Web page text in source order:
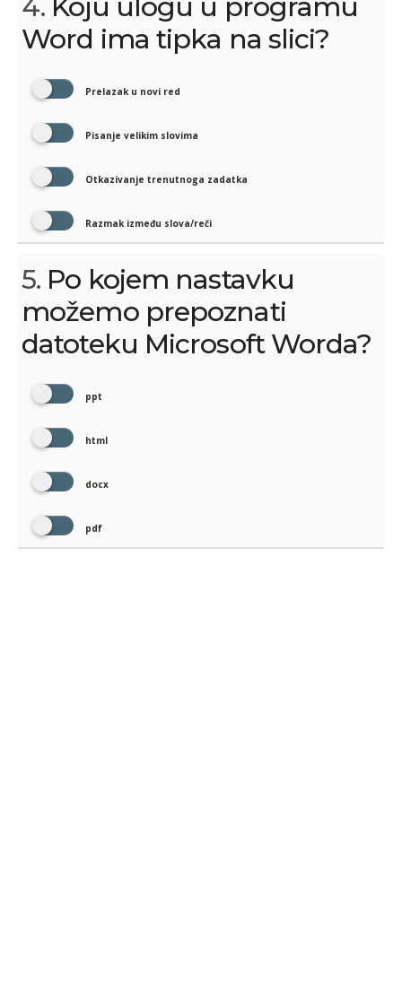
Word ima tipka na slici?
Prelazak u novi red
Pisanje velikim slovima
Otkazivanje trenutnoga zadatka
Razmak između slova/reči
5. Po kojem nastavku
možemo prepoznati
datoteku Microsoft Worda?
ppt
html
docx
pdf